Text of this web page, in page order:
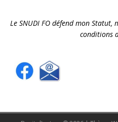
Le SNUDI FO défend mon
conditions